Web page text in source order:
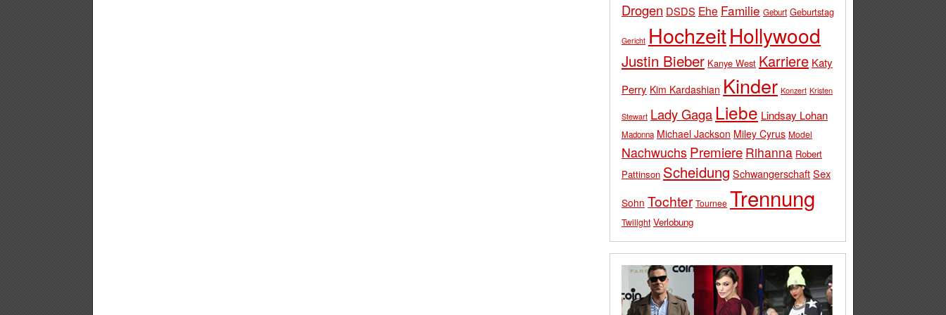
Drogen DSDS Ehe Familie Geburt Geburtstag
Gericht HochzeitHollywood
Justin Bieber Kanye West Karriere Katy
Perry Kim Kardashian Kinder Konzert Kristen
Stewart Lady Gaga Liebe Lindsay Lohan
Madonna Michael Jackson Miley Cyrus Model
Nachwuchs Premiere Rihanna Robert
Pattinson Scheidung SchwangerschaftSex
Sohn Tochter Tournee Trennung
Twilight Verlobung